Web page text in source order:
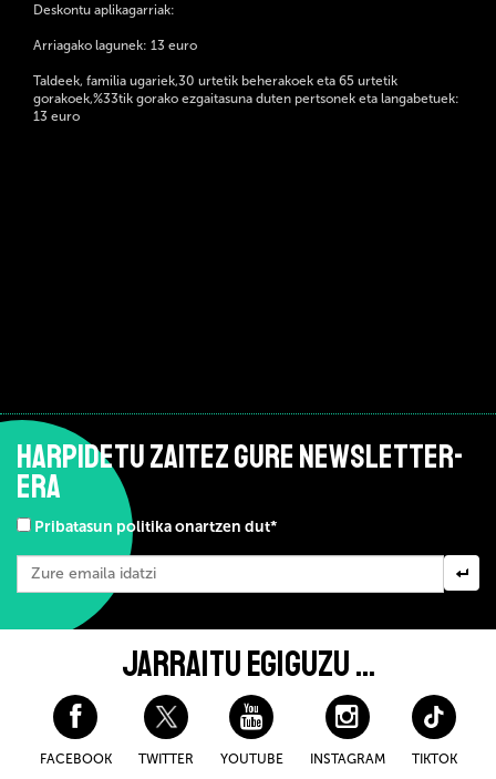
Deskontu aplikagarriak:
Arriagako lagunek: 13 euro
Taldeek, familia ugariek,30 urtetik beherakoek eta 65 urtetik
gorakoek,%33tik gorako ezgaitasuna duten pertsonek eta langabetuek:
13 euro
HARPIDETU ZAITEZ GURE NEWSLETTER-
ERA
Pribatasun politika onartzen dut*
JARRAITU EGIGUZU ...
FACEBOOK TWITTER YOUTUBE INSTAGRAM TIKTOK